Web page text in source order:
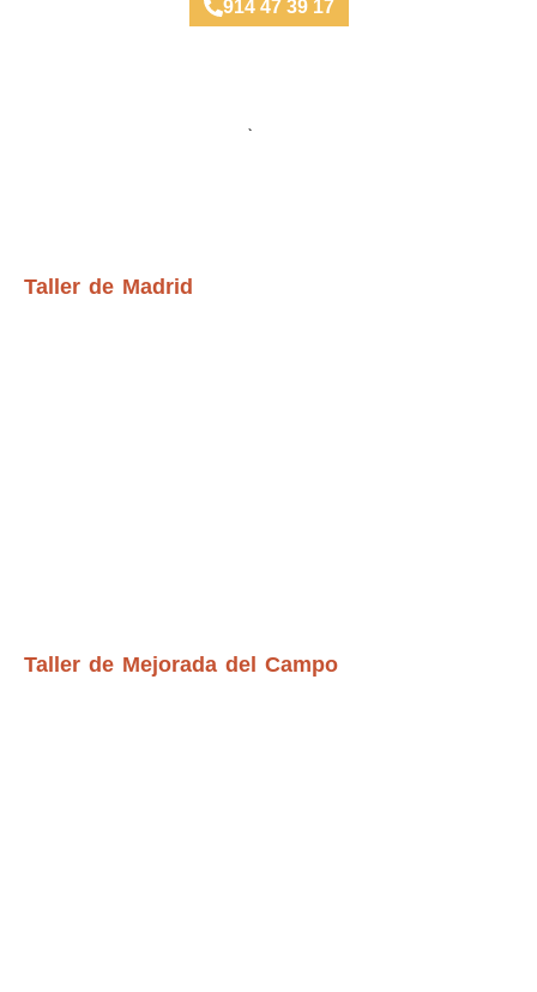
914 47 39 17
Ubicación Talleres
Taller de Madrid
Taller de Mejorada del Campo